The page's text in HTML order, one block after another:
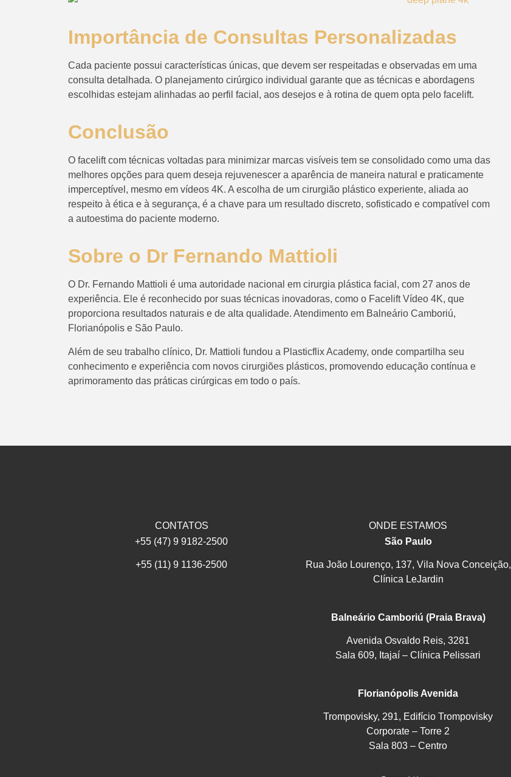
Importância de Consultas Personalizadas
Cada paciente possui características únicas, que devem ser respeitadas e observadas em uma
consulta detalhada. O planejamento cirúrgico individual garante que as técnicas e abordagens
escolhidas estejam alinhadas ao perfil facial, aos desejos e à rotina de quem opta pelo facelift.
Conclusão
O facelift com técnicas voltadas para minimizar marcas visíveis tem se consolidado como uma das
melhores opções para quem deseja rejuvenescer a aparência de maneira natural e praticamente
imperceptível, mesmo em vídeos 4K. A escolha de um cirurgião plástico experiente, aliada ao
respeito à ética e à segurança, é a chave para um resultado discreto, sofisticado e compatível com
a autoestima do paciente moderno.
Sobre o Dr Fernando Mattioli
O Dr. Fernando Mattioli é uma autoridade nacional em cirurgia plástica facial, com 27 anos de
experiência. Ele é reconhecido por suas técnicas inovadoras, como o Facelift Vídeo 4K, que
proporciona resultados naturais e de alta qualidade. Atendimento em Balneário Camboriú,
Florianópolis e São Paulo.
Além de seu trabalho clínico, Dr. Mattioli fundou a Plasticflix Academy, onde compartilha seu
conhecimento e experiência com novos cirurgiões plásticos, promovendo educação contínua e
aprimoramento das práticas cirúrgicas em todo o país.
CONTATOS
+55 (47) 9 9182-2500
+55 (11) 9 1136-2500
ONDE ESTAMOS
São Paulo
Rua João Lourenço, 137, Vila Nova Conceição,
Clínica LeJardin
Balneário Camboriú (Praia Brava)
Avenida Osvaldo Reis, 3281
Sala 609, Itajaí – Clínica Pelissari
Florianópolis Avenida
Trompovisky, 291, Edifício Trompovisky
Corporate – Torre 2
Sala 803 – Centro